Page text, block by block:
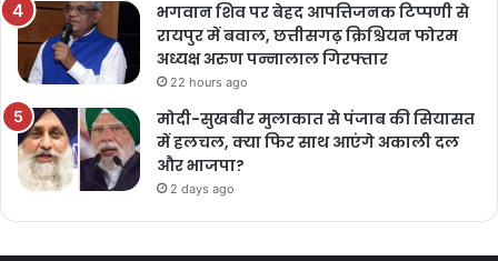
भगवान शिव पर बेहद आपत्तिजनक टिप्पणी से
रायपुर में बवाल, छत्तीसगढ़ क्रिश्चियन फोरम
अध्यक्ष अरुण पन्नालाल गिरफ्तार
22 hours ago
मोदी-सुखबीर मुलाकात से पंजाब की सियासत
में हलचल, क्या फिर साथ आएंगे अकाली दल
और भाजपा?
2 days ago